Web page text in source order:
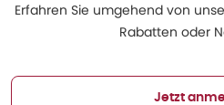
Erfahren Sie umgehend von
Rabatten oder
Jetzt